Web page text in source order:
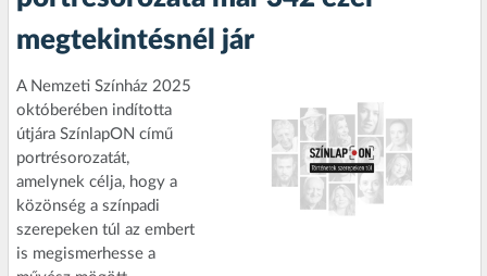
megtekintésnél jár
A Nemzeti Színház 2025
októberében indította
útjára SzínlapON című
portrésorozatát,
amelynek célja, hogy a
közönség a színpadi
szerepeken túl az embert
is megismerhesse a